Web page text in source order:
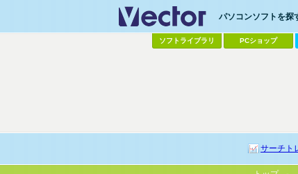
パソコンソフトを探
ソフトライブラリ PCショップ
サーチト